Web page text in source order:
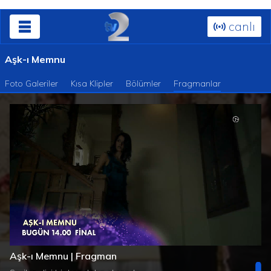
canlı
Aşk-ı Memnu
Foto Galeriler Kısa Klipler Bölümler Fragmanlar
Süre / Toplam
Süre
Yükleniyor
0%
Aşk-ı Memnu | Fragman